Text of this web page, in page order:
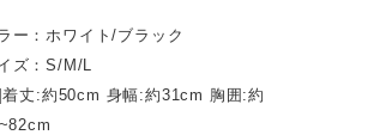
ー：ホワイト/ブラック
ズ：S/M/L
丈:約50cm 身幅:約31cm 胸囲:約